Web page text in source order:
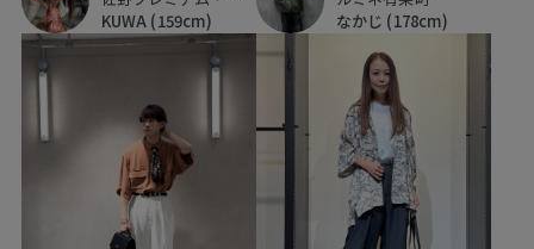
KUWA (159cm)
なかじ (178cm)